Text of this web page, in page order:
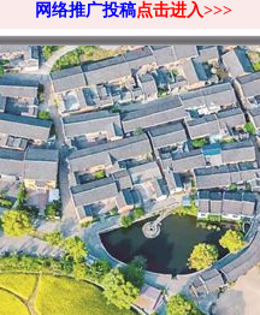
网络推广投稿点击进入>>>